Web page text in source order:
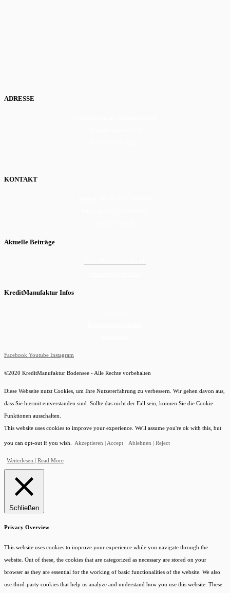
ADRESSE
KONTAKT
Aktuelle Beiträge
KreditManufaktur Infos
Facebook Youtube Instagram
©2020 KreditManufaktur Bodensee - Alle Rechte vorbehalten
Diese Webseite nutzt Cookies, um Ihre Nutzererfahrung zu verbessern. Wir gehen davon aus,
dass Sie hiermit einverstanden sind. Sollte das nicht der Fall sein, können Sie die Cookie-
Funktionen ausschalten.
This website uses cookies to improve your experience. We'll assume you're ok with this, but
you can opt-out if you wish. Akzeptieren | Accept Ablehnen | Reject
Weiterlesen | Read More
Schließen
Privacy Overview
This website uses cookies to improve your experience while you navigate through the
website. Out of these, the cookies that are categorized as necessary are stored on your
browser as they are essential for the working of basic functionalities of the website. We also
use third-party cookies that help us analyze and understand how you use this website. These